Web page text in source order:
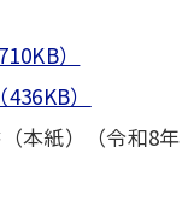
）
）
本紙）（令和8年